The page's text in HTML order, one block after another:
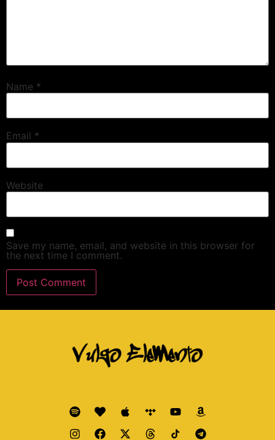
Name *
Email *
Website
Save my name, email, and website in this browser for
the next time I comment.